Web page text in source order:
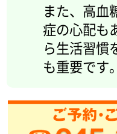
また、高血
症の心配も
ら生活習慣
も重要です。